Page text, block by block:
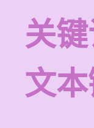
关键
文本